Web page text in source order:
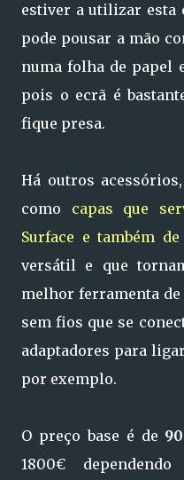
estiver a utilizar esta
pode pousar a mão
numa folha de papel
pois o ecrã é
fique presa.
Há outros
como capas que
Surface e também
versátil e que
melhor ferramenta de
sem fios que se
adaptadores para
por exemplo.
O preço base é de
1800€